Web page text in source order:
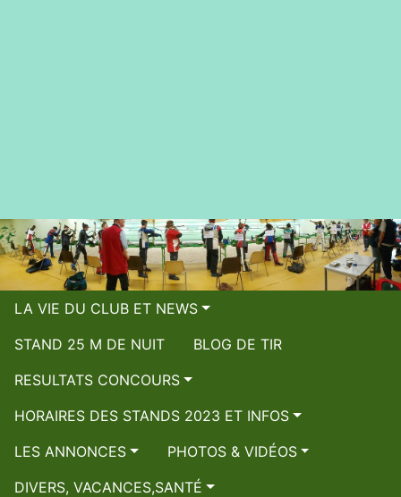
LA VIE DU CLUB ET NEWS
STAND 25 M DE NUIT
BLOG DE TIR
RESULTATS CONCOURS
HORAIRES DES STANDS 2023 ET INFOS
LES ANNONCES
PHOTOS & VIDÉOS
DIVERS, VACANCES,SANTÉ